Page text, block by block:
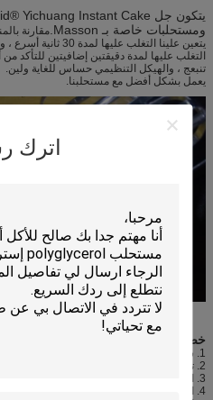
اترك
ومستحلبات خاصة بـ Masson.
مقارنة
التغلب عليها لمدة دقيقتين إضافيتين للتأكد
تنبعج ، والهيكل التنظيمي حساس للغاية ولين.
يعمل بشكل أفضل مع مستحلبنا.
خصائص المنتج ووظيفته:
1. سرعة خفقت ، يمكن أن تكون في دقيقة واحدة أو نحو ذلك خفقت لب البيض.
2. تمدد جيد لعجين البيض وإنتاجية عالية للكيك المخبوز.
3. استقرار جيد ، تأثير مضاد للضرب جيد جدا.
4. الكعكة المخبوزة لها ملمس ناعم ، ناعم ، وذوق جيد.